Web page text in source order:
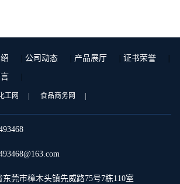
公司动态 产品展厅 证书荣誉
工网 食品商务网
莞市樟木头镇先威路75号7栋110室